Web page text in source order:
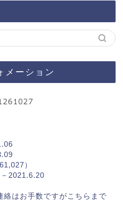
メーション
）
2021.6.20
はお手数ですがこちらまで